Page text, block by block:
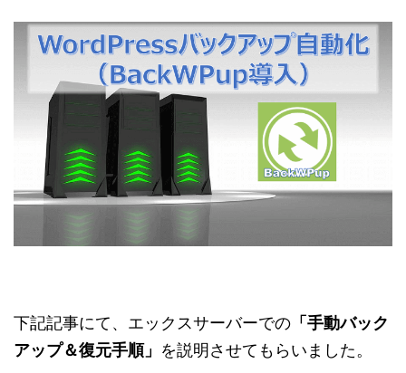
下記記事にて、エックスサーバーでの 「手動バック
アップ＆復元手順」 を説明させてもらいました。